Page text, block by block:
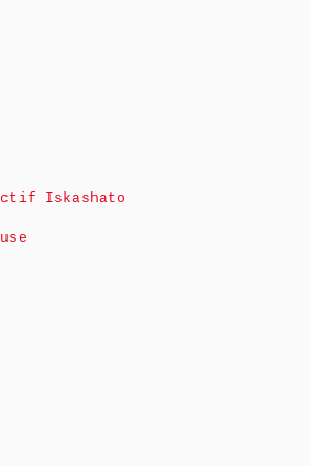
Iskashato